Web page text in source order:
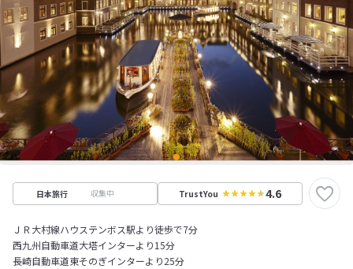
日本旅行 収集中 TrustYou 4.6
ＪＲ大村線ハウステンボス駅より徒歩で7分
西九州自動車道大塔インターより15分
長崎自動車道東そのぎインターより25分